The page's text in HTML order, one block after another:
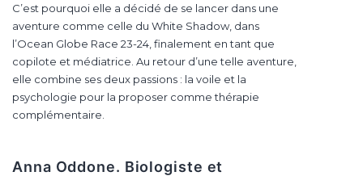
C’est pourquoi elle a décidé de se lancer dans une
aventure comme celle du White Shadow, dans
l’Ocean Globe Race 23-24, finalement en tant que
copilote et médiatrice. Au retour d’une telle aventure,
elle combine ses deux passions : la voile et la
psychologie pour la proposer comme thérapie
complémentaire.
Anna Oddone. Biologiste et